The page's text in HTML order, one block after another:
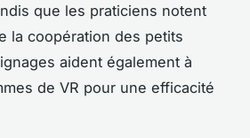
que les praticiens notent
la coopération des petits
aident également à
de VR pour une efficacité